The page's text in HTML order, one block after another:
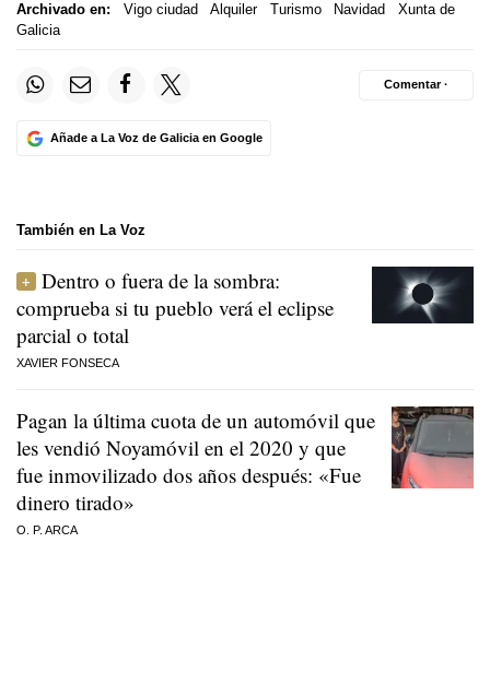
Archivado en: Vigo ciudad Alquiler Turismo Navidad
Xunta de
Galicia
Añade a La Voz de Galicia en Google
Comentar ·
También en La Voz
Dentro o fuera de la sombra:
comprueba si tu pueblo verá el eclipse
parcial o total
XAVIER FONSECA
Pagan la última cuota de un automóvil que
les vendió Noyamóvil en el 2020 y que
fue inmovilizado dos años después: «Fue
dinero tirado»
O. P. ARCA